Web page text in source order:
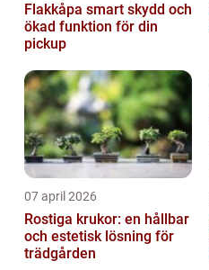
Flakkåpa smart skydd och
ökad funktion för din
pickup
07 april 2026
Rostiga krukor: en hållbar
och estetisk lösning för
trädgården